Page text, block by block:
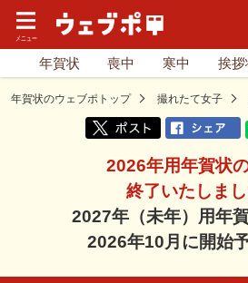
年賀状 喪中 寒中 挨拶
年賀状のウェブポトップ 撮れたて女子
2026年用年賀状
終了いたしまし
2027年（未年）用年
2026年10月に開始予